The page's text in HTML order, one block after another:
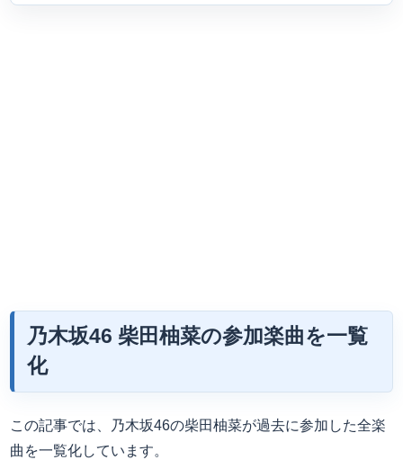
乃木坂46 柴田柚菜の参加楽曲を一覧
化
この記事では、乃木坂46の柴田柚菜が過去に参加した全楽
曲を一覧化しています。